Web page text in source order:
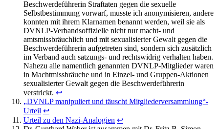
Beschwerdeführerin Straftaten gegen die sexuelle
Selbstbestimmung vorwarf, musste ich anonymisieren, andere
konnten mit ihrem Klarnamen benannt werden, weil sie als
DVNLP-Verbandsoffizielle nicht nur macht- und
amtsmissbräuchlich und mit sexualisierter Gewalt gegen die
Beschwerdeführerin aufgetreten sind, sondern sich zusätzlich
im Verband auch satzungs- und rechtswidrig verhalten haben.
Nahezu alle namentlich genannten DVNLP-Mitglieder waren
in Machtmissbräuche und in Einzel- und Gruppen-Aktionen
sexualisierter Gewalt gegen die Beschwerdeführerin
verstrickt. ↩
„DVNLP manipuliert und täuscht Mitgliederversammlung“-
Urteil ↩
Urteil zu den Nazi-Analogien ↩